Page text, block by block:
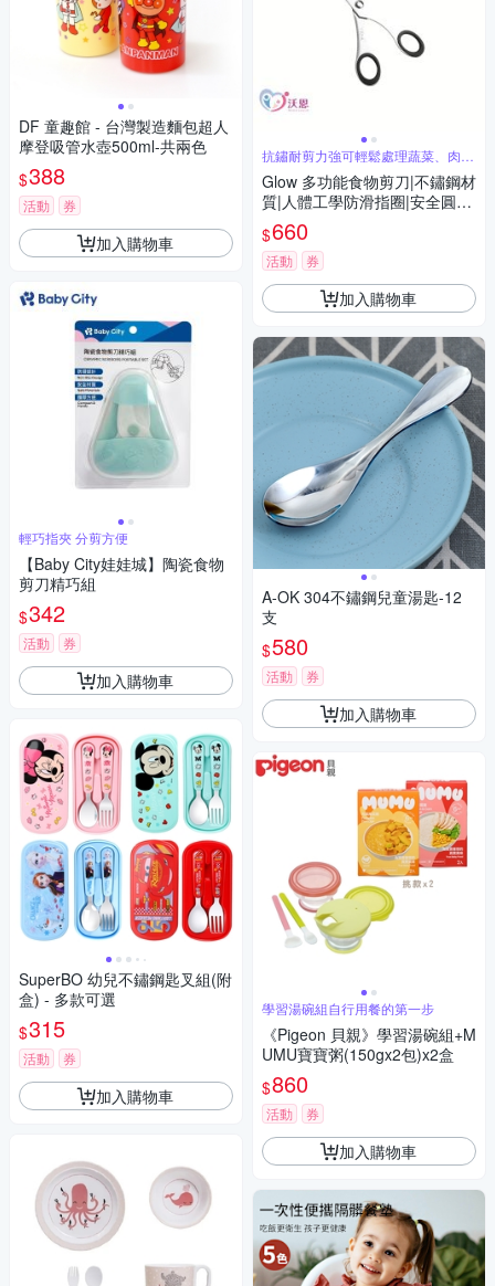
DF 童趣館 - 台灣製造麵包超人
摩登吸管水壺500ml-共兩色
$388
活動 券
加入購物車
輕巧指夾 分剪方便
【Baby City娃娃城】陶瓷食物
剪刀精巧組
$342
活動 券
加入購物車
SuperBO 幼兒不鏽鋼匙叉組(附
盒) - 多款可選
$315
活動 券
加入購物車
抗鏽耐剪力強可輕鬆處理蔬菜、肉
類、海鮮
Glow 多功能食物剪刀|不鏽鋼材
質|人體工學防滑指圈|安全圓弧
刀頭設計|易清潔、耐用|可拆式
結構|多用途料理剪
$660
活動 券
加入購物車
A-OK 304不鏽鋼兒童湯匙-12
支
$580
活動 券
加入購物車
學習湯碗組自行用餐的第一步
《Pigeon 貝親》學習湯碗組+M
UMU寶寶粥(150gx2包)x2盒
$860
活動 券
加入購物車